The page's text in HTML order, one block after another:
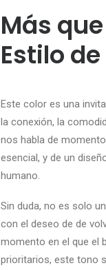
Más
Estilo
Este color es una
la conexión, la
nos habla de
esencial, y de un
humano.
Sin duda, no es solo
con el deseo de de
momento en el que el
prioritarios, este tono